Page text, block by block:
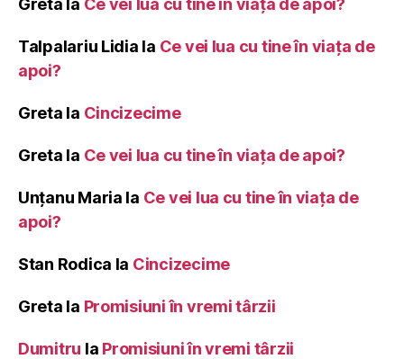
Talpalariu Lidia la Ce vei lua cu tine în viața de
apoi?
Greta la Cincizecime
Greta la Ce vei lua cu tine în viața de apoi?
Unțanu Maria la Ce vei lua cu tine în viața de
apoi?
Stan Rodica la Cincizecime
Greta la Promisiuni în vremi târzii
Dumitru la Promisiuni în vremi târzii